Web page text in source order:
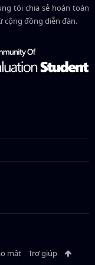
tôi chia sẻ hoàn toàn
cộng đồng diễn đàn.
mật Trợ giúp